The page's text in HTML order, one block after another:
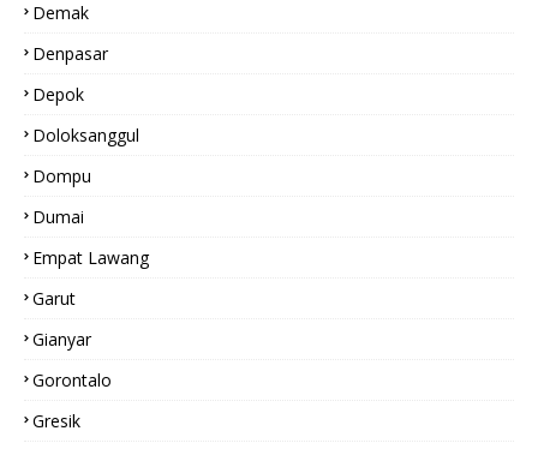
Demak
Denpasar
Depok
Doloksanggul
Dompu
Dumai
Empat Lawang
Garut
Gianyar
Gorontalo
Gresik